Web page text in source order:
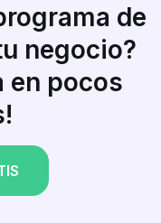
de
negocio?
en pocos